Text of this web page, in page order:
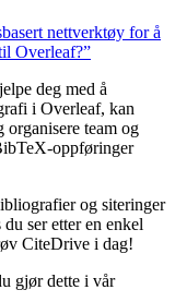
nettverktøy for å
Overleaf?”
deg med å
i Overleaf, kan
team og
oppføringer
og siteringer
ser etter en enkel
CiteDrive i dag!
gjør dette i vår